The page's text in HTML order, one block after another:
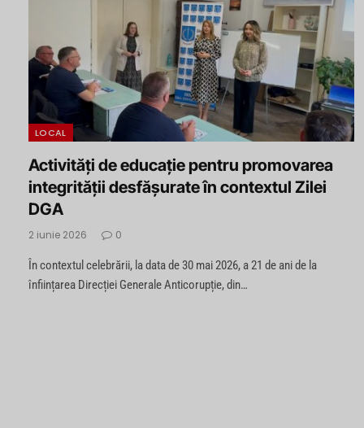
LOCAL
Activități de educație pentru promovarea
integrității desfășurate în contextul Zilei
DGA
2 iunie 2026 0
În contextul celebrării, la data de 30 mai 2026, a 21 de ani de la
înființarea Direcției Generale Anticorupție, din…